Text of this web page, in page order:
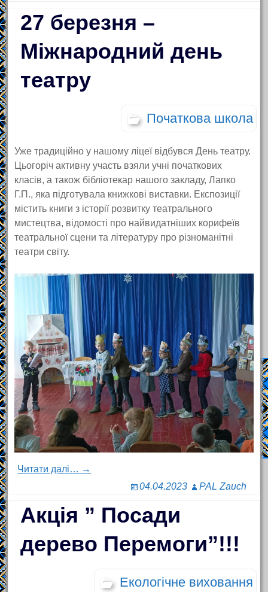
27 березня –
Міжнародний день
театру
Початкова школа
Уже традиційно у нашому ліцеї відбувся День театру.
Цьогоріч активну участь взяли учні початкових
класів, а також бібліотекар нашого закладу, Лапко
Г.П., яка підготувала книжкові виставки. Експозиції
містить книги з історії розвитку театрального
мистецтва, відомості про найвидатніших корифеїв
театральної сцени та літературу про різноманітні
театри світу.
Читати далі… →
04.04.2023
PAL Zauch
Акція ” Посади
дерево Перемоги”!!!
Екологічне виховання